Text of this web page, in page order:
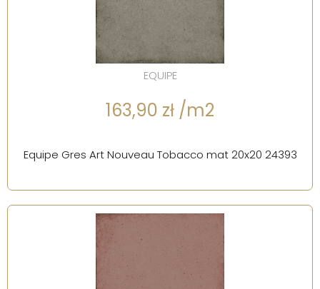
EQUIPE
163,90 zł /m2
Equipe Gres Art Nouveau Tobacco mat 20x20 24393